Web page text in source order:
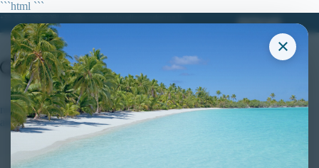
```html
×
```
contenuto
non discrimina le matassine colorate e test di Farnsworth
alterato) art. 3 comma 1 lett. c.